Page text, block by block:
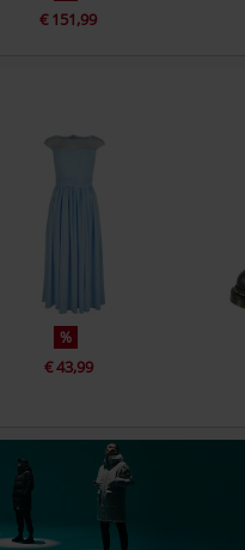
€ 151,99
%
€ 43,99